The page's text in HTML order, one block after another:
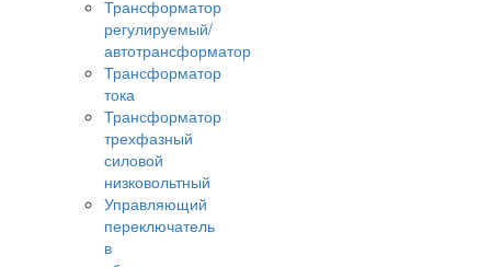
Трансформатор
регулируемый/
автотрансформатор
Трансформатор
тока
Трансформатор
трехфазный
силовой
низковольтный
Управляющий
переключатель
в